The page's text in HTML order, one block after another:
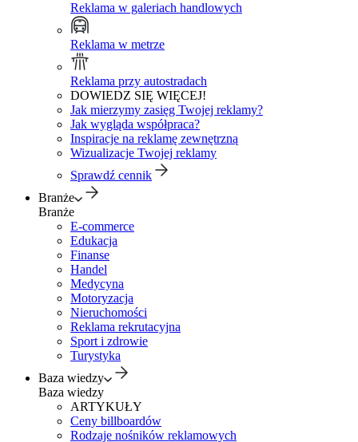
Reklama w galeriach handlowych
Reklama w metrze
Reklama przy autostradach
DOWIEDZ SIĘ WIĘCEJ!
Jak mierzymy zasięg Twojej reklamy?
Jak wygląda współpraca?
Inspiracje na reklamę zewnętrzną
Wizualizacje Twojej reklamy
Sprawdź cennik
Branże
Branże
E-commerce
Edukacja
Finanse
Handel
Medycyna
Motoryzacja
Nieruchomości
Reklama rekrutacyjna
Sport i zdrowie
Turystyka
Baza wiedzy
Baza wiedzy
ARTYKUŁY
Ceny billboardów
Rodzaje nośników reklamowych